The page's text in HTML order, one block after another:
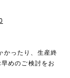
かったり、生産終
めのご検討をお